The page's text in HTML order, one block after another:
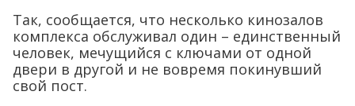
Так, сообщается, что несколько кинозалов
комплекса обслуживал один – единственный
человек, мечущийся с ключами от одной
двери в другой и не вовремя покинувший
свой пост.